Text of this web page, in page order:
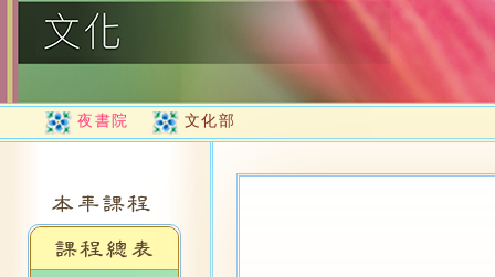
夜書院 文化部